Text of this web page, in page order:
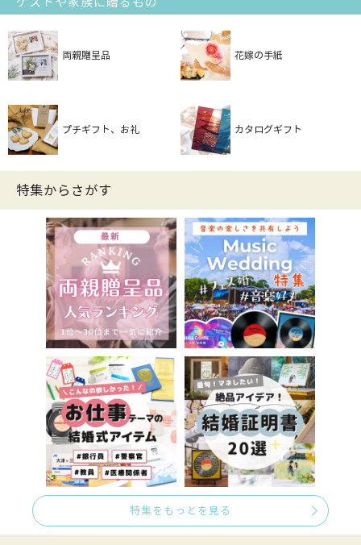
両親贈呈品 花嫁の手紙
プチギフト、お礼 カタログギフト
特集からさがす
特集をもっとを見る